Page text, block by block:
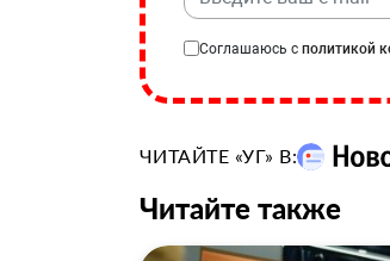
Соглашаюсь с политикой
ЧИТАЙТЕ «УГ» В:
Читайте также